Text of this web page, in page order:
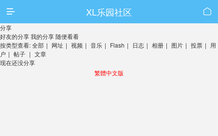
 XL乐园社区 
分享
好友的分享我的分享随便看看
按类型查看:全部 | 网址 | 视频 | 音乐 | Flash | 日志 | 相册 | 图片 | 投票 | 用
户 | 帖子 | 文章
现在还没分享
繁體中文版